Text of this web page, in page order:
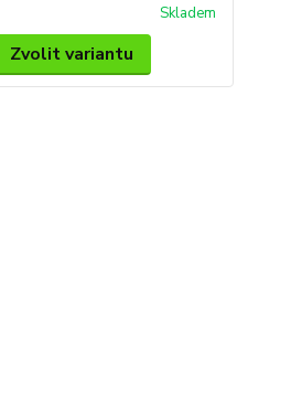
Skladem
Zvolit variantu